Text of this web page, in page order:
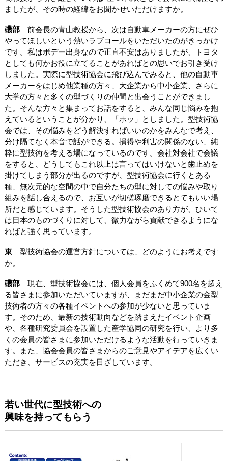
ましたが、その時の経緯をお聞かせいただけますか。
磯部前会長の青山教授から、次は自動車メーカーの方にぜひ
やってほしいという熱いラブコールをいただいたのがきっかけ
です。私はボデー出身なので正直不安はありましたが、トヨタ
としても何かお役に立てることがあればとの思いでお引き受け
しました。実際に型技術協会に飛び込んでみると、他の自動車
メーカーをはじめ他業種の方々、大企業から中小企業、さらに
大学の方々と多くの型づくりの仲間と出会うことができまし
た。そんな方々と集まってお話をすると、みんな同じ悩みを抱
えているということが分かり、「ホッ」としました。型技術協
会では、その悩みをどう解決すればいいのかをみんなで考え、
分け隔てなく本音で話ができる。損得や利害の関係のない、純
粋に型技術を考える場になっているのです。会社対会社で会議
をすると、どうしてもこれ以上は言ってはいけないと歯止めを
掛けてしまう部分が出るのですが、型技術協会に行くとある
種、無次元的な空間の中で自分たちの型に対しての悩みや取り
組みを話し合えるので、お互いが切磋琢磨できるとてもいい場
所だと感じています。そうした型技術協会のあり方が、ひいて
は日本のものづくりに対して、微力ながら貢献できるようにな
ればと強く思っています。
東型技術協会の運営方針については、どのようにお考えです
か。
磯部現在、型技術協会には、個人会員をふくめて900名を超え
る皆さまに参加いただいていますが、まだまだ中小企業の金型
技術者の方々の各種イベントへの参加が少ないと思っていま
す。そのため、最新の技術動向などを踏まえたイベント企画
や、各種研究委員会を設置した産学協同の研究を行い、より多
くの会員の皆さまに参加いただけるような活動を行っていきま
す。また、協会会員の皆さまからのご意見やアイデアを広くい
ただき、サービスの充実を目ざしています。
若い世代に型技術への
興味を持ってもらう